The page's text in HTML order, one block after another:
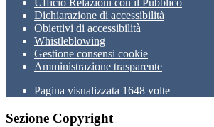
Ufficio Relazioni con il Pubblico
Dichiarazione di accessibilità
Obiettivi di accessibilità
Whistleblowing
Gestione consensi cookie
Amministrazione trasparente
Pagina visualizzata 1648 volte
Sezione Copyright